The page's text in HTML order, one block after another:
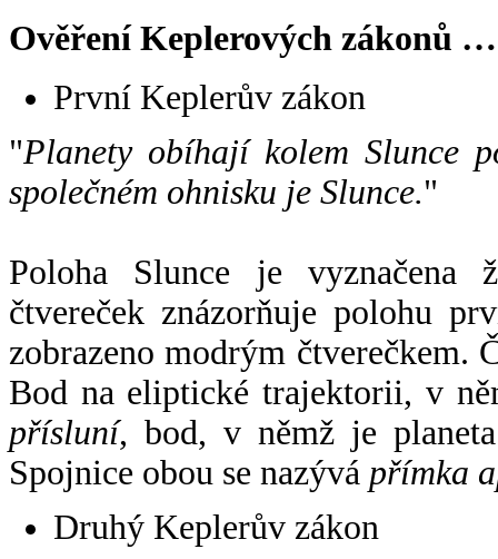
Ověření Keplerových zákonů …
První Keplerův zákon
"Planety obíhají kolem Slunce
společném ohnisku je Slunce."
Poloha Slunce je vyznačena
čtvereček znázorňuje polohu
zobrazeno modrým čtverečkem.
Bod na eliptické trajektorii, v
přísluní, bod, v němž je
Spojnice obou se nazývá přímka
Druhý Keplerův zákon